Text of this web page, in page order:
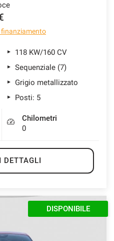
finanziamento
118 KW/160 CV
Sequenziale (7)
Grigio metallizzato
Posti: 5
Chilometri
0
DETTAGLI
KM 0